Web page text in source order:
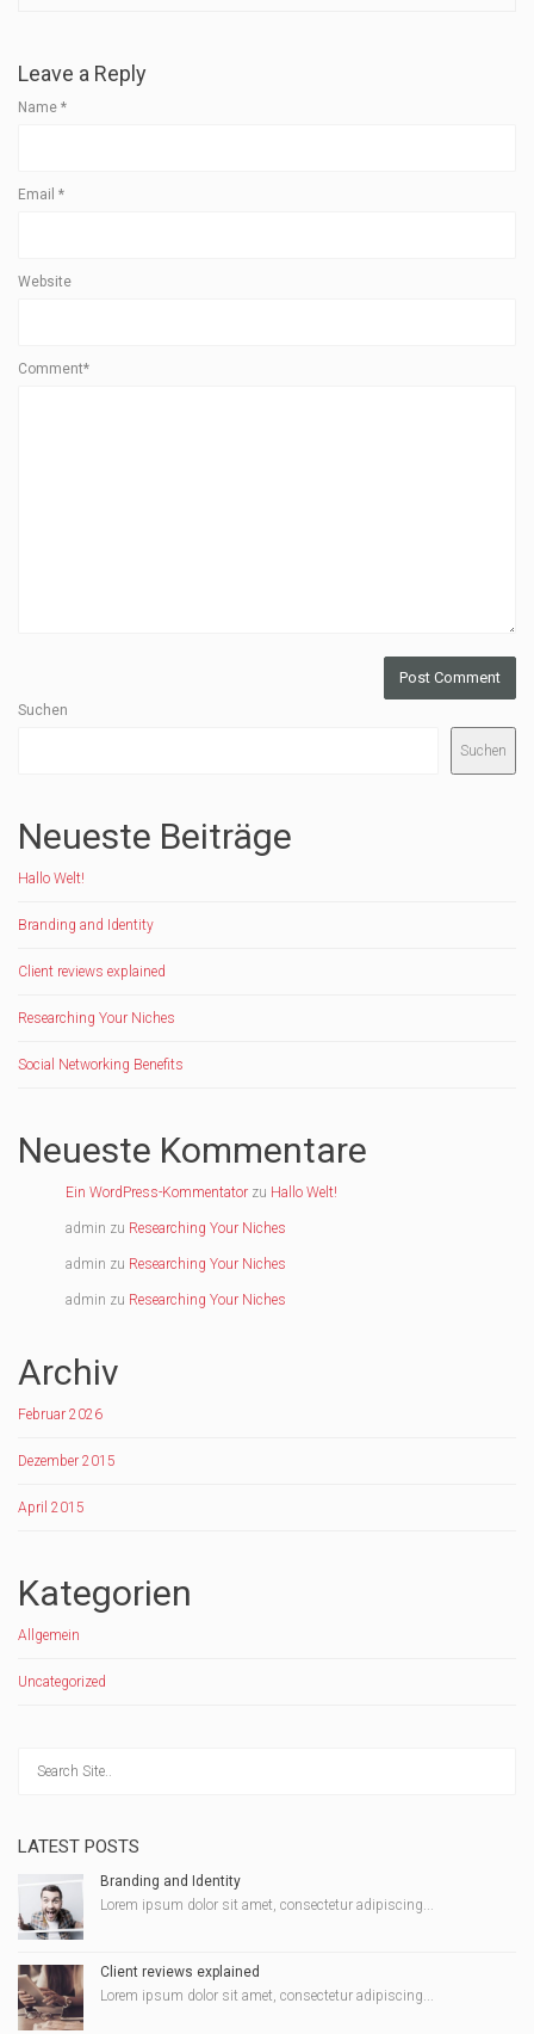
Leave a Reply
Name *
Email *
Website
Comment*
Suchen
Suchen
Neueste Beiträge
Hallo Welt!
Branding and Identity
Client reviews explained
Researching Your Niches
Social Networking Benefits
Neueste Kommentare
Ein WordPress-Kommentator zu Hallo Welt!
admin zu Researching Your Niches
admin zu Researching Your Niches
admin zu Researching Your Niches
Archiv
Februar 2026
Dezember 2015
April 2015
Kategorien
Allgemein
Uncategorized
LATEST POSTS
Branding and Identity
Lorem ipsum dolor sit amet, consectetur adipiscing...
Client reviews explained
Lorem ipsum dolor sit amet, consectetur adipiscing...